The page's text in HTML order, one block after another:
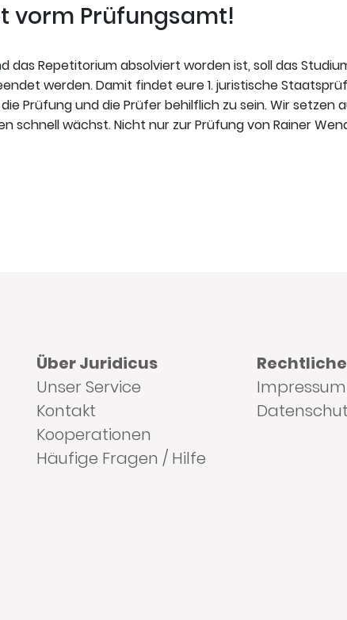
vorm Prüfungsamt!
das Repetitorium absolviert worden ist, soll das
werden. Damit findet eure 1. juristische
Prüfung und die Prüfer behilflich zu sein. Wir
schnell wächst. Nicht nur zur Prüfung von Rainer Wendl
Über Juridicus
Unser Service
Kontakt
Kooperationen
Häufige Fragen / Hilfe
Impressum